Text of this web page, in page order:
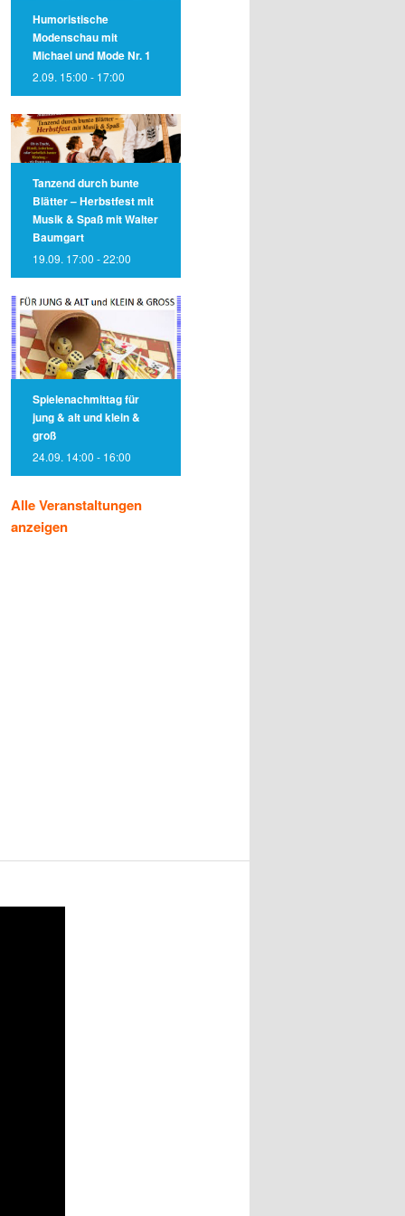
Humoristische
Modenschau mit
Michael und Mode Nr. 1
2.09. 15:00 - 17:00
Tanzend durch bunte
Blätter – Herbstfest mit
Musik & Spaß mit Walter
Baumgart
19.09. 17:00 -22:00
Spielenachmittag für
jung & alt und klein &
groß
24.09. 14:00 - 16:00
Alle Veranstaltungen
anzeigen